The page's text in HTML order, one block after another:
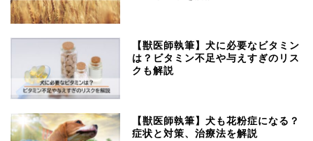
【獣医師執筆】犬に必要なビタミン
は？ビタミン不足や与えすぎのリス
クも解説
【獣医師執筆】犬も花粉症になる？
症状と対策、治療法を解説